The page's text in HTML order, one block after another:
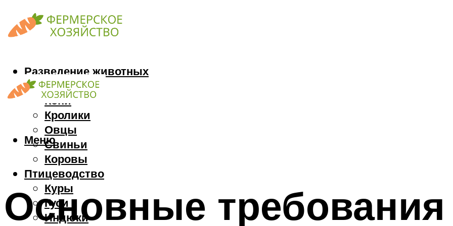
Разведение животных
Козы
Кони
Кролики
Овцы
Свиньи
Коровы
Птицеводство
Куры
Гуси
Индюки
Меню
Основные требования